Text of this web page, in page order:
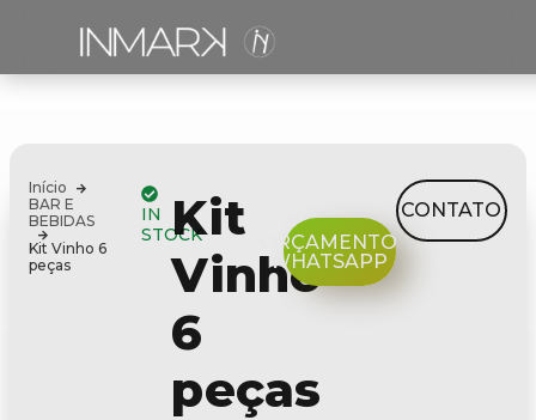
Início
BAR E
BEBIDAS
Kit Vinho 6
peças
IN
STOCKKit
Vinho
6
peças
ORÇAMENTO
WHATSAPP
CONTATO